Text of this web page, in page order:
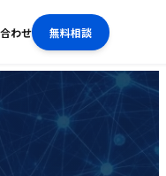
わせ 無料相談